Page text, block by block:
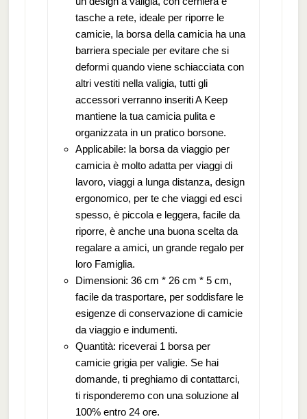
tasche a rete, ideale per riporre le
camicie, la borsa della camicia ha una
barriera speciale per evitare che si
deformi quando viene schiacciata con
altri vestiti nella valigia, tutti gli
accessori verranno inseriti A Keep
mantiene la tua camicia pulita e
organizzata in un pratico borsone.
Applicabile: la borsa da viaggio per
camicia è molto adatta per viaggi di
lavoro, viaggi a lunga distanza, design
ergonomico, per te che viaggi ed esci
spesso, è piccola e leggera, facile da
riporre, è anche una buona scelta da
regalare a amici, un grande regalo per
loro Famiglia.
Dimensioni: 36 cm * 26 cm * 5 cm,
facile da trasportare, per soddisfare le
esigenze di conservazione di camicie
da viaggio e indumenti.
Quantità: riceverai 1 borsa per
camicie grigia per valigie. Se hai
domande, ti preghiamo di contattarci,
ti risponderemo con una soluzione al
100% entro 24 ore.